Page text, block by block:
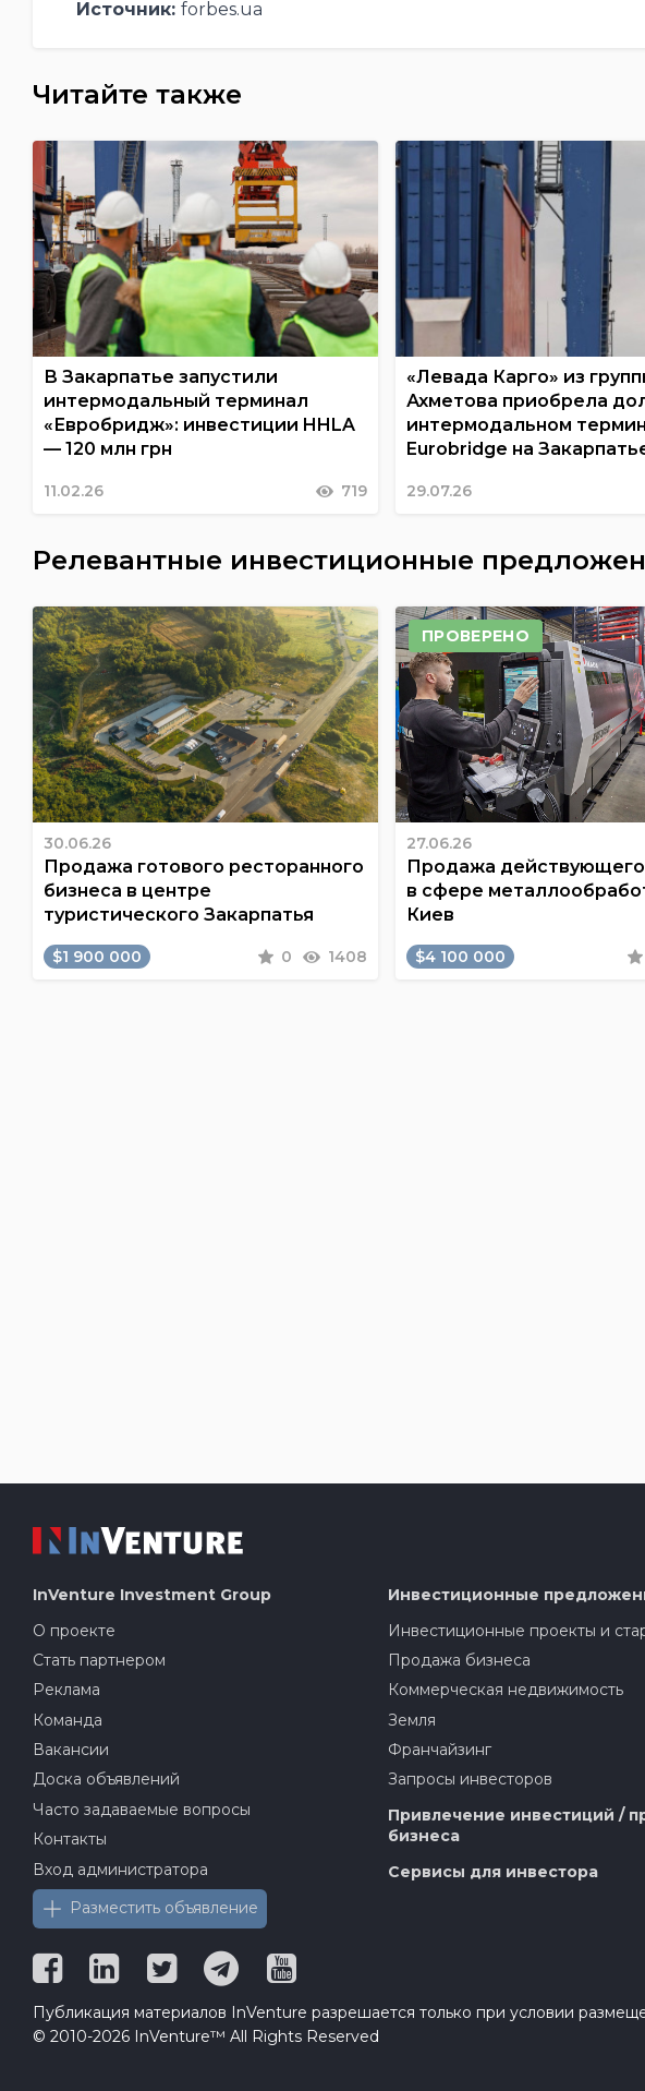
Источник: forbes.ua
Читайте также
В Закарпатье запустили
интермодальный терминал
«Евробридж»: инвестиции HHLA
— 120 млн грн
11.02.26 719
«Левада Карго» из
Ахметова приобрела
интермодальном
Eurobridge на
29.07.26
Релевантные инвестиционные
30.06.26
Продажа готового ресторанного
бизнеса в центре
туристического Закарпатья
$1 900 000 0 1408
ПРОВЕРЕНО
27.06.26
Продажа действующего
в сфере
Киев
$4 100 000
InVenture Investment Group
О проекте
Стать партнером
Реклама
Команда
Вакансии
Доска объявлений
Часто задаваемые вопросы
Контакты
Вход администратора
Разместить объявление
Инвестиционные
Инвестиционные проекты и
Продажа бизнеса
Коммерческая недвижимость
Земля
Франчайзинг
Запросы инвесторов
Привлечение инвестиций /
бизнеса
Сервисы для инвестора
Публикация материалов InVenture разрешается только при условии
© 2010-2026 InVenture™ All Rights Reserved